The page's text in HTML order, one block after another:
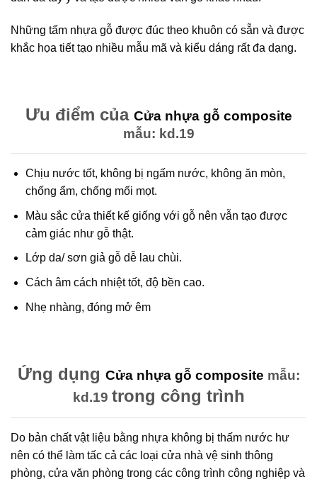
Những tấm nhựa gỗ được đúc theo khuôn có sẵn và được
khắc họa tiết tạo nhiều mẫu mã và kiểu dáng rất đa dạng.
Ưu điểm của Cửa nhựa gỗ composite
mẫu: kd.19
Chịu nước tốt, không bị ngấm nước, không ăn mòn,
chống ẩm, chống mối mọt.
Màu sắc cửa thiết kế giống với gỗ nên vẫn tạo được
cảm giác như gỗ thật.
Lớp da/ sơn giả gỗ dễ lau chùi.
Cách âm cách nhiệt tốt, độ bền cao.
Nhẹ nhàng, đóng mở êm
Ứng dụng Cửa nhựa gỗ composite mẫu:
kd.19 trong công trình
Do bản chất vật liệu bằng nhựa không bị thấm nước hư
nên có thể làm tấc cả các loại cửa nhà vệ sinh thông
phòng, cửa văn phòng trong các công trình công nghiệp và